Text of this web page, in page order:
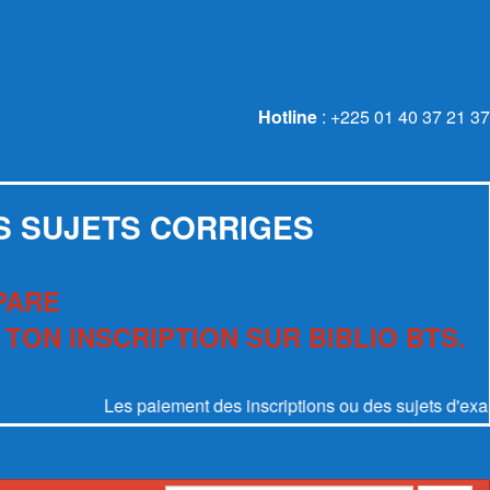
Hotline : +225 01 40 37 21 37
SUJETS CORRIGES
INSCRIPTION SUR BIBLIO BTS.
Les paiement des inscriptions ou des sujets d'examen